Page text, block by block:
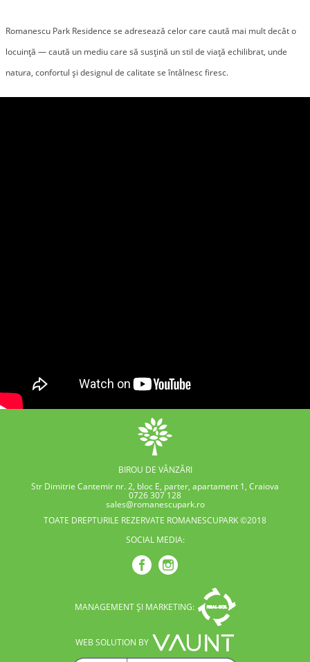
Romanescu Park Residence se adresează celor care caută mai mult decât o
locuință — caută un mediu care să susțină un stil de viață echilibrat, unde
natura, confortul și designul de calitate se întâlnesc firesc.
BIROU DE VÂNZĂRI
Str Dimitrie Cantemir nr. 2, bloc E, parter, apartament 1, Craiova
0726 307 128
sales@romanescupark.ro
TOATE DREPTURILE REZERVATE ROMANESCUPARK ©2018
SOCIAL MEDIA:
MANAGEMENT ȘI MARKETING:
WEB SOLUTION BY